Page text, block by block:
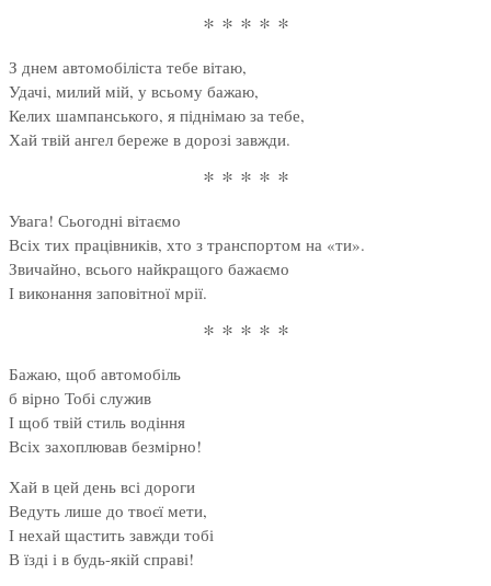
* * * * *
З днем автомобіліста тебе вітаю,
Удачі, милий мій, у всьому бажаю,
Келих шампанського, я піднімаю за тебе,
Хай твій ангел береже в дорозі завжди.
* * * * *
Увага! Сьогодні вітаємо
Всіх тих працівників, хто з транспортом на «ти».
Звичайно, всього найкращого бажаємо
І виконання заповітної мрії.
* * * * *
Бажаю, щоб автомобіль
б вірно Тобі служив
І щоб твій стиль водіння
Всіх захоплював безмірно!
Хай в цей день всі дороги
Ведуть лише до твоєї мети,
І нехай щастить завжди тобі
В їзді і в будь-якій справі!